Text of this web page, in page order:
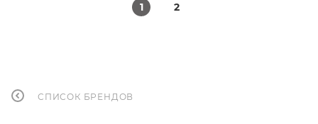
1 2
СПИСОК БРЕНДОВ